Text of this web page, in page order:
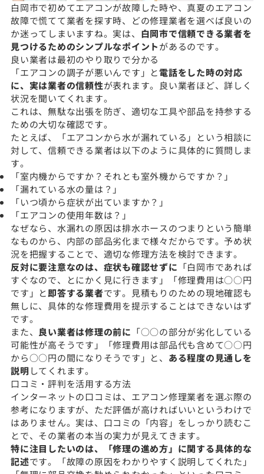
白岡市で初めてエアコンが故障した時や、真夏のエアコン
故障で慌てて業者を探す時、どの修理業者を選べば良いの
か迷ってしまいますね。実は、 白岡市で信頼できる業者を
見つけるためのシンプルなポイントがあるのです。
良い業者は最初のやり取りで分かる
「エアコンの調子が悪いんです」と電話をした時の対応
に、実は業者の信頼性が表れます。良い業者ほど、詳しく
状況を聞いてくれます。
これは、無駄な出張を防ぎ、適切な工具や部品を持参する
ための大切な確認です。
たとえば、「エアコンから水が漏れている」という相談に
対して、信頼できる業者は以下のように具体的に質問しま
す。
「室内機からですか？それとも室外機からですか？」
「漏れている水の量は？」
「いつ頃から症状が出ていますか？」
「エアコンの使用年数は？」
なぜなら、水漏れの原因は排水ホースのつまりという簡単
なものから、内部の部品劣化まで様々だからです。予め状
況を把握することで、適切な修理方法を検討できます。
反対に要注意なのは、症状も確認せずに 「白岡市であれば
すぐなので、とにかく見に行きます」「修理費用は○○円
です」と即答する業者です。見積もりのための現地確認も
無しに、具体的な修理費用を提示することはできないはず
です。
また、 良い業者は修理の前に 「○○の部分が劣化している
可能性が高そうです」「修理費用は部品代も含めて○○円
から○○円の間になりそうです」と、 ある程度の見通しを
説明してくれます。
口コミ・評判を活用する方法
インターネットの口コミは、エアコン修理業者を選ぶ際の
参考になりますが、ただ評価が高ければいいというわけで
はありません。実は、口コミの「内容」をしっかり読むこ
とで、その業者の本当の実力が見えてきます。
特に注目したいのは、「修理の進め方」に関する具体的な
記述です。「故障の原因をわかりやすく説明してくれた」